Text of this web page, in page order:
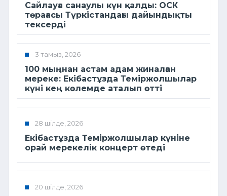
Сайлауға санаулы күн қалды: ОСК
төрағасы Түркістандағы дайындықты
тексерді
3 тамыз, 2026
100 мыңнан астам адам жиналған
мереке: Екібастұзда Теміржолшылар
күні кең көлемде аталып өтті
28 шілде, 2026
Екібастұзда Теміржолшылар күніне
орай мерекелік концерт өтеді
20 шілде, 2026